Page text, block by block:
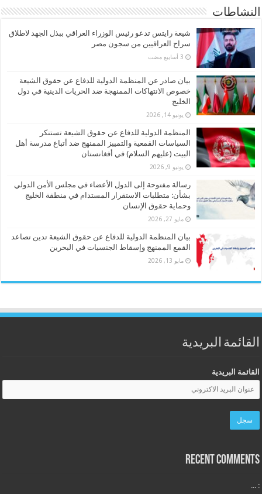
النشاطات
شيعة رايتس تدعو رئيس الوزراء العراقي ببذل الجهد لاطلاق
سراح العراقيين من سجون مصر
بيان صادر عن المنظمة الدولية للدفاع عن حقوق الشيعة
خصوص الانتهاكات الممنهجة ضد الحريات الدينية في دول
الخليج
يونيو 14, 2026
المنظمة الدولية للدفاع عن حقوق الشيعة تستنكر
السياسات القمعية والتمييز الممنهج ضد أتباع مدرسة أهل
البيت (عليهم السلام) في أفغانستان
يونيو 9, 2026
رسالة مفتوحة إلى الدول الأعضاء في مجلس الأمن الدولي
بشأن: متطلبات الاستقرار المستدام في منطقة الخليج
وحماية حقوق الإنسان
مايو 27, 2026
بيان المنظمة الدولية للدفاع عن حقوق الشيعة تدين تصاعد
القمع الممنهج وإسقاط الجنسيات في البحرين
مايو 13, 2026
القائمة البريدية
القائمة البريدية
Recent Comments
: ...